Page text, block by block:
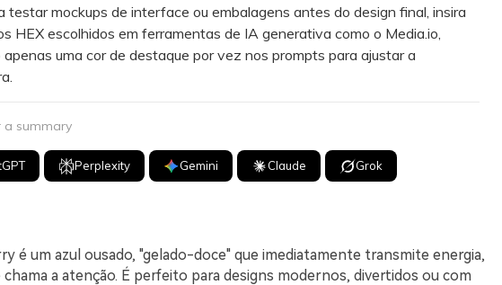
mockups de interface ou embalagens antes do design final, insira
HEX escolhidos em ferramentas de IA generativa como o Media.io,
uma cor de destaque por vez nos prompts para ajustar a
a summary
Perplexity Gemini Claude Grok
é um azul ousado, "gelado-doce" que imediatamente transmite energia,
chama a atenção. É perfeito para designs modernos, divertidos ou com